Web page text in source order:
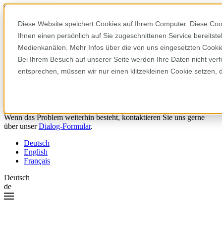
Diese Website speichert Cookies auf Ihrem Computer. Diese
Ihnen einen persönlich auf Sie zugeschnittenen Service
Medienkanälen. Mehr Infos über die von uns eingesetzten
Bei Ihrem Besuch auf unserer Seite werden Ihre Daten nicht
entsprechen, müssen wir nur einen klitzekleinen Cookie
Skip to content
Hoppla! Da ist etwas schiefgelaufen.
Wenn das Problem weiterhin besteht, kontaktieren Sie uns gerne
über unserDialog-Formular.
Deutsch
English
Français
Deutsch
de